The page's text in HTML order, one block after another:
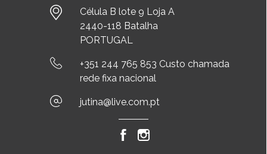
Célula B lote 9 Loja A
2440-118 Batalha
PORTUGAL
+351 244 765 853 Custo chamada
rede fixa nacional
jutina@live.com.pt